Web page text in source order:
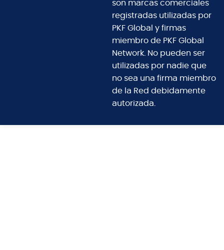
son marcas comerciales
registradas utilizadas por
PKF Global y firmas
miembro de PKF Global
Network. No pueden ser
utilizadas por nadie que
no sea una firma miembro
de la Red debidamente
autorizada.